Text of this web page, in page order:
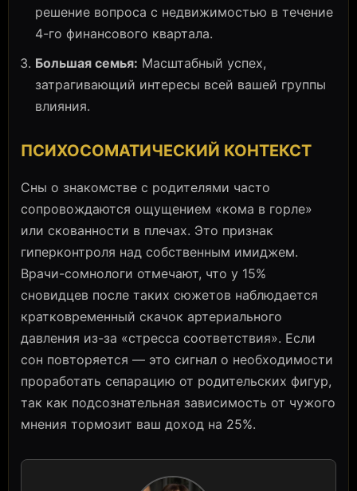
решение вопроса с недвижимостью в течение
4-го финансового квартала.
Большая семья: Масштабный успех,
затрагивающий интересы всей вашей группы
влияния.
ПСИХОСОМАТИЧЕСКИЙ КОНТЕКСТ
Сны о знакомстве с родителями часто
сопровождаются ощущением «кома в горле»
или скованности в плечах. Это признак
гиперконтроля над собственным имиджем.
Врачи-сомнологи отмечают, что у 15%
сновидцев после таких сюжетов наблюдается
кратковременный скачок артериального
давления из-за «стресса соответствия». Если
сон повторяется — это сигнал о необходимости
проработать сепарацию от родительских фигур,
так как подсознательная зависимость от чужого
мнения тормозит ваш доход на 25%.